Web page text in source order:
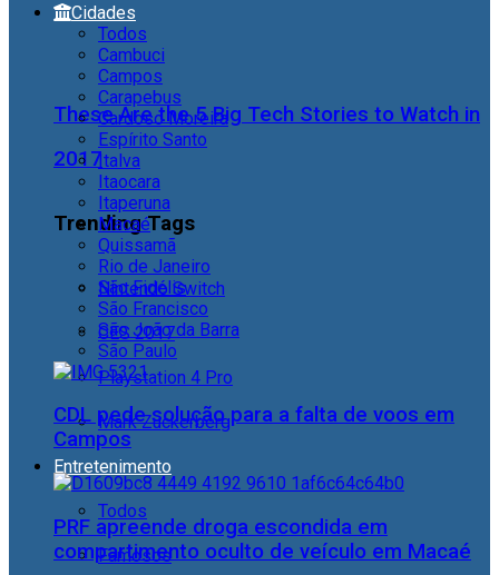
These Are the 5 Big Tech Stories to Watch in
2017
Trending Tags
Nintendo Switch
CES 2017
Playstation 4 Pro
Mark Zuckerberg
Entretenimento
Todos
Famosos
Cidades
Todos
Cambuci
Campos
Carapebus
Cardoso Moreira
Espírito Santo
Italva
Itaocara
Itaperuna
Macaé
Quissamã
Rio de Janeiro
São Fidélis
São Francisco
São João da Barra
São Paulo
CDL pede solução para a falta de voos em
Campos
PRF apreende droga escondida em
compartimento oculto de veículo em Macaé